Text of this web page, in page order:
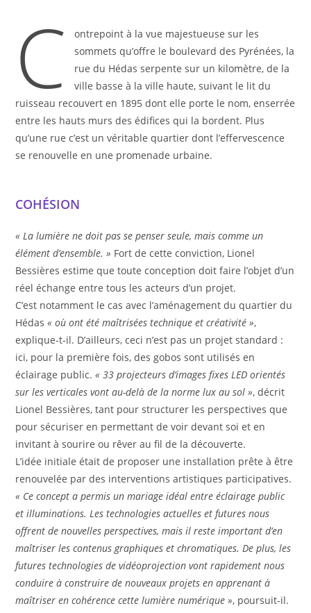
C
ontrepoint à la vue majestueuse sur les
sommets qu’offre le boulevard des Pyrénées, la
rue du Hédas serpente sur un kilomètre, de la
ville basse à la ville haute, suivant le lit du
ruisseau recouvert en 1895 dont elle porte le nom, enserrée
entre les hauts murs des édifices qui la bordent. Plus
qu’une rue c’est un véritable quartier dont l’effervescence
se renouvelle en une promenade urbaine.
COHÉSION
« La lumière ne doit pas se penser seule, mais comme un
élément d’ensemble. » Fort de cette conviction, Lionel
Bessières estime que toute conception doit faire l’objet d’un
réel échange entre tous les acteurs d’un projet.
C’est notamment le cas avec l’aménagement du quartier du
Hédas« où ont été maîtrisées technique et créativité »,
explique-t-il. D’ailleurs, ceci n’est pas un projet standard :
ici, pour la première fois, des gobos sont utilisés en
éclairage public.« 33 projecteurs d’images fixes LED orientés
sur les verticales vont au-delà de la norme lux au sol », décrit
Lionel Bessières, tant pour structurer les perspectives que
pour sécuriser en permettant de voir devant soi et en
invitant à sourire ou rêver au fil de la découverte.
L’idée initiale était de proposer une installation prête à être
renouvelée par des interventions artistiques participatives.
« Ce concept a permis un mariage idéal entre éclairage public
et illuminations. Les technologies actuelles et futures nous
offrent de nouvelles perspectives, mais il reste important d’en
maîtriser les contenus graphiques et chromatiques. De plus, les
futures technologies de vidéoprojection vont rapidement nous
conduire à construire de nouveaux projets en apprenant à
maîtriser en cohérence cette lumière numérique », poursuit-il.